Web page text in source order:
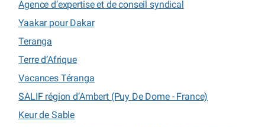
Agence d’expertise et de conseil syndical
Yaakar pour Dakar
Teranga
Terre d’Afrique
Vacances Téranga
SALIF région d’Ambert (Puy De Dome - France)
Keur de Sable